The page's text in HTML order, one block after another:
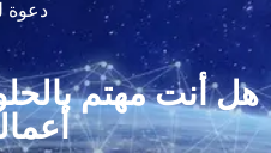
دعوة
هل أنت مهتم